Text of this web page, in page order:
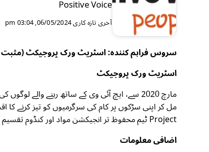
Positive Voice
آخری تازہ کاری06/05/2024, 03:04 pm
سروس فراہم کنندہ: اسٹریٹ ورک پروجیکٹ (مثبت
اسٹریٹ ورک پروجیکٹ
مارچ 2020 سے، ایچ آئی وی کے ساتھ رہنے
Project ٹیم محفوظ تر انجیکشن مواد اور کنڈوم تقسیم کرتی ہے اور جنسی صحت کی جانچ، بااختیار بنانے، سماجی کام کی خدمت اور قانونی مدد کے حوالے فراہم کرتی ہے۔
اضافی معلومات